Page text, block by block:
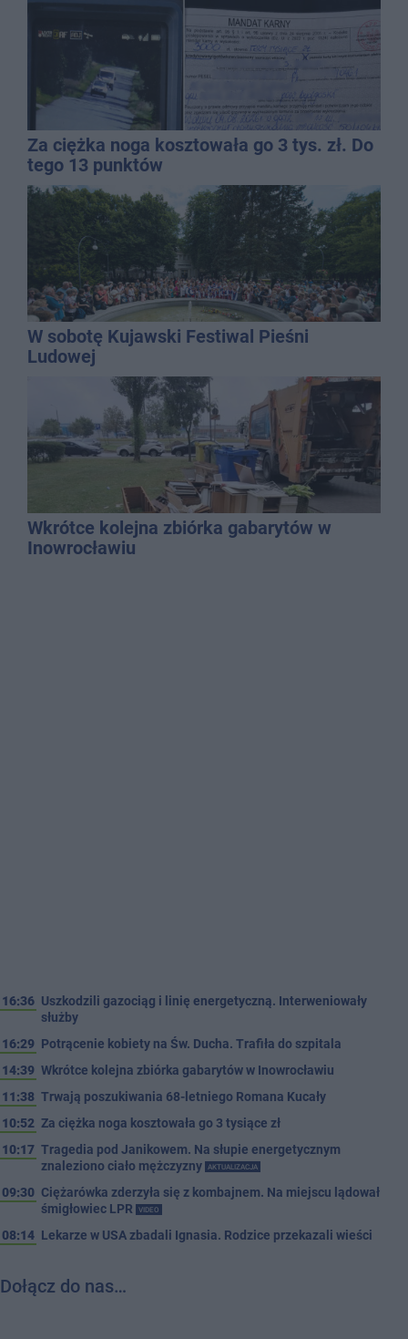
Za ciężka noga kosztowała go 3 tys. zł. Do
tego 13 punktów
W sobotę Kujawski Festiwal Pieśni
Ludowej
Wkrótce kolejna zbiórka gabarytów w
Inowrocławiu
16:36 Uszkodzili gazociąg i linię energetyczną. Interweniowały
służby
16:29 Potrącenie kobiety na Św. Ducha. Trafiła do szpitala
14:39 Wkrótce kolejna zbiórka gabarytów w Inowrocławiu
11:38 Trwają poszukiwania 68-letniego Romana Kucały
10:52 Za ciężka noga kosztowała go 3 tysiące zł
10:17 Tragedia pod Janikowem. Na słupie energetycznym
znaleziono ciało mężczyzny
AKTUALIZACJA
09:30 Ciężarówka zderzyła się z kombajnem. Na miejscu lądował
śmigłowiec LPR
VIDEO
08:14 Lekarze w USA zbadali Ignasia. Rodzice przekazali wieści
Dołącz do nas…